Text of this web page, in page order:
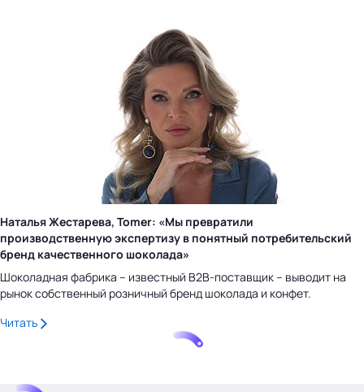
Наталья Жестарева, Tomer: «Мы превратили
производственную экспертизу в понятный потребительский
бренд качественного шоколада»
Шоколадная фабрика – известный B2B-поставщик – выводит на
рынок собственный розничный бренд шоколада и конфет.
Читать